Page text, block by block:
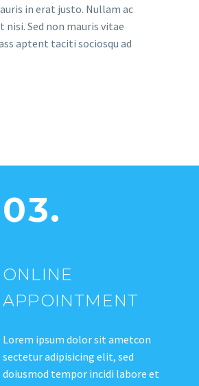
in erat justo. Nullam ac
nisi. Sed non mauris vitae
aptent taciti sociosqu ad
03.
ONLINE
APPOINTMENT
Lorem ipsum dolor sit ametcon
sectetur adipisicing elit, sed
doiusmod tempor incidi labore et